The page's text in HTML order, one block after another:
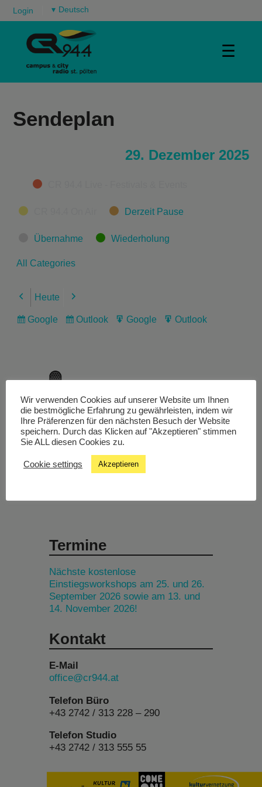
Login ▾
☰
Sendeplan
29. Dezember 2025
Categories
Derzeit Pause
Übernahme Wiederholung
All Categories
Previous
Heute Next
Subscribe
Google
Subscribe
Outlook
Export
Google
Export
Outlook
Livestream
Studiochat
Termine
Nächste kostenlose
Einstiegsworkshops am 25. und 26.
September 2026 sowie am 13. und
14. November 2026!
Kontakt
E-Mail
office@cr944.at
Telefon Büro
+43 2742 / 313 228 – 290
Telefon Studio
+43 2742 / 313 555 55
Wir verwenden Cookies auf unserer Website um Ihnen
die bestmögliche Erfahrung zu gewährleisten, indem wir
Ihre Präferenzen für den nächsten Besuch der Website
speichern. Durch das Klicken auf "Akzeptieren" stimmen
Sie ALL diesen Cookies zu.
Cookie settings Akzeptieren